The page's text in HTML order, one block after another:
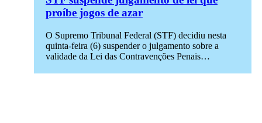
proíbe jogos de azar
O Supremo Tribunal Federal (STF) decidiu nesta
quinta-feira (6) suspender o julgamento sobre a
validade da Lei das Contravenções Penais…